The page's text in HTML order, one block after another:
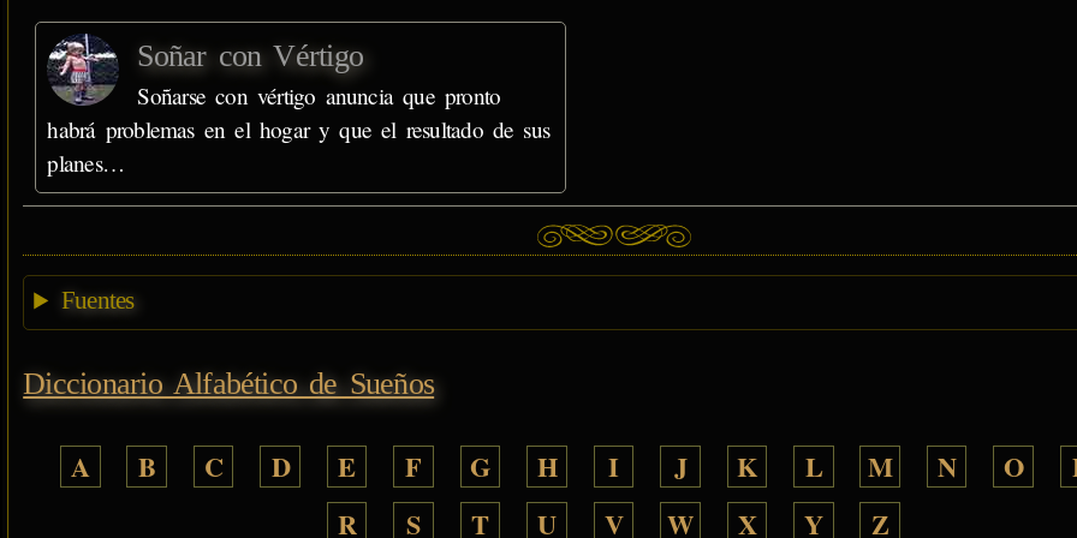
Soñar con Vértigo
Soñarse con vértigo anuncia que pronto
habrá problemas en el hogar y que el resultado de sus
planes…
Fuentes
Diccionario Alfabético de Sueños
A B C D E F G H I J K L M N O
R
S T U V W X Y Z